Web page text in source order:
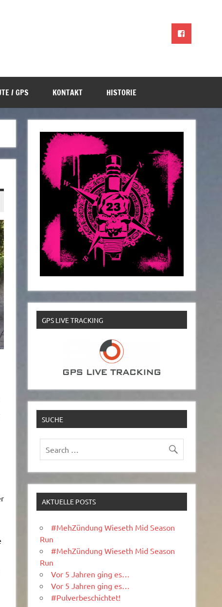
/ GPS KONTAKT HISTORIE
GPS LIVE TRACKING
SUCHE
AKTUELLE POSTS
#MehZündung Wieseth Mid Season
Run
#MehZündung Wieseth Mid Season
Run
Vor 5 Jahren ging es…
Vor 5 Jahren ging es…
#Pulverbeschichtet!